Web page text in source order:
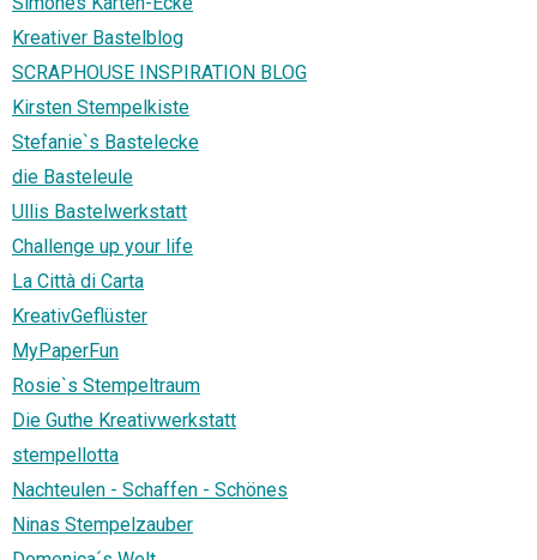
Kreativer Bastelblog
SCRAPHOUSE INSPIRATION BLOG
Kirsten Stempelkiste
Stefanie`s Bastelecke
die Basteleule
Ullis Bastelwerkstatt
Challenge up your life
La Città di Carta
KreativGeflüster
MyPaperFun
Rosie`s Stempeltraum
Die Guthe Kreativwerkstatt
stempellotta
Nachteulen - Schaffen - Schönes
Ninas Stempelzauber